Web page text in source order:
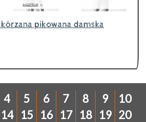
pikowana damska
4 5 6 7 8 9
10
14 15 16 17 18 19 20